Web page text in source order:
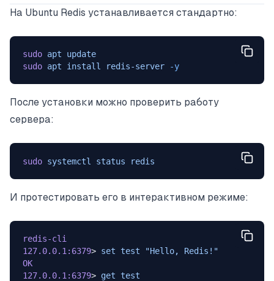
На Ubuntu Redis устанавливается стандартно:
sudo apt update
sudo apt install redis-server -y
После установки можно проверить работу
сервера:
sudo systemctl status redis
И протестировать его в интерактивном режиме:
redis-cli
127.0.0.1:6379> set test "Hello, Redis!"
OK
127.0.0.1:6379> get test